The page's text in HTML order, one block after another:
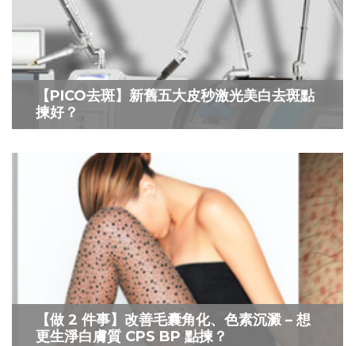
【PICO去斑】新舊五大皮秒激光美白去斑點
揀好？
【做 2 件事】改善毛囊角化、色素沉澱 – 想
更生淨白膚質 CPS BP 點揀？